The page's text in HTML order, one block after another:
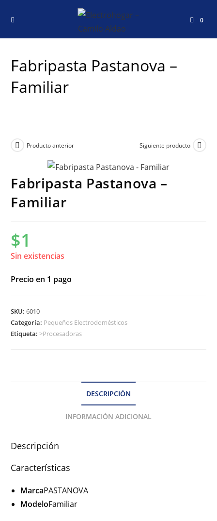
0
Fabripasta Pastanova –
Familiar
Producto anterior Siguiente producto
Fabripasta Pastanova –
Familiar
$1
Sin existencias
Precio en 1 pago
SKU:6010
Categoría: Pequeños Electrodomésticos
Etiqueta:>Procesadoras
DESCRIPCIÓN
INFORMACIÓN ADICIONAL
Descripción
Características
MarcaPASTANOVA
ModeloFamiliar